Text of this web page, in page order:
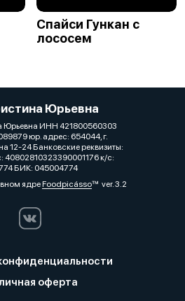
Спайси Гункан с
лососем
Юрьевна
Юрьевна ИНН 421800560303
юр. адрес: 654044, г.
12-24 Банковские реквизиты:
40802810323390001176 к/с:
БИК: 045004774
ядреFoodpicássover. 3.2
оферта